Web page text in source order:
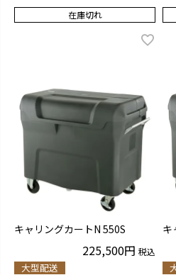
在庫切れ
キャリングカートN 550S
225,500 税込
大型配送
キ